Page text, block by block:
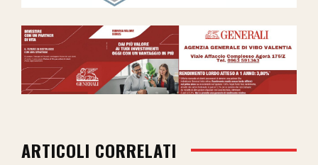
ARTICOLI CORRELATI